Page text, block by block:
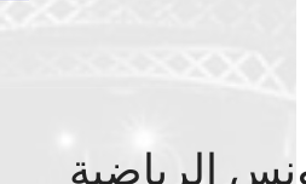
الرياضية